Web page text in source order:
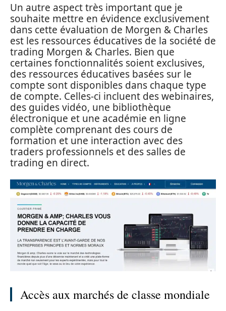
Un autre aspect très important que je
souhaite mettre en évidence exclusivement
dans cette évaluation de Morgen & Charles
est les ressources éducatives de la société de
trading Morgen & Charles. Bien que
certaines fonctionnalités soient exclusives,
des ressources éducatives basées sur le
compte sont disponibles dans chaque type
de compte. Celles-ci incluent des webinaires,
des guides vidéo, une bibliothèque
électronique et une académie en ligne
complète comprenant des cours de
formation et une interaction avec des
traders professionnels et des salles de
trading en direct.
Accès aux marchés de classe mondiale